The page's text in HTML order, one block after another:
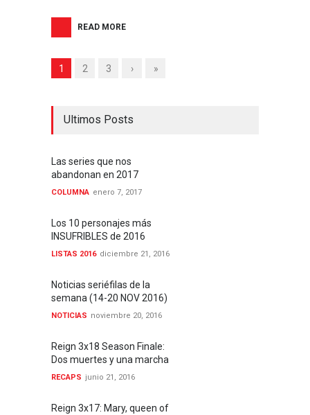
READ MORE
1 2 3 › »
Ultimos Posts
Las series que nos
abandonan en 2017
COLUMNA enero 7, 2017
Los 10 personajes más
INSUFRIBLES de 2016
LISTAS 2016 diciembre 21, 2016
Noticias seriéfilas de la
semana (14-20 NOV 2016)
NOTICIAS noviembre 20, 2016
Reign 3x18 Season Finale:
Dos muertes y una marcha
RECAPS junio 21, 2016
Reign 3x17: Mary, queen of